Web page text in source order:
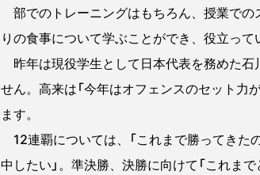
部でのトレーニングはもちろん、授業で
りの食事について学ぶことができ、役立って
昨年は現役学生として日本代表を務めた石
せん。高来は「今年はオフェンスのセット力
ます。
12連覇については、「これまで勝ってき
中したい」。準決勝、決勝に向けて「これま